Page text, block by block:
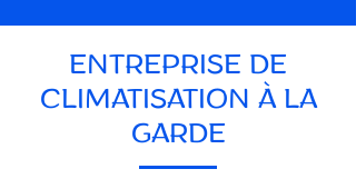
ENTREPRISE DE
CLIMATISATION À LA
GARDE